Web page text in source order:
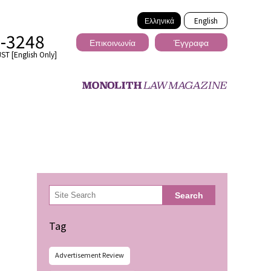
Ελληνικά English
3248
[English Only]
Επικοινωνία Έγγραφα
検
索 Search
Tag
Advertisement Review